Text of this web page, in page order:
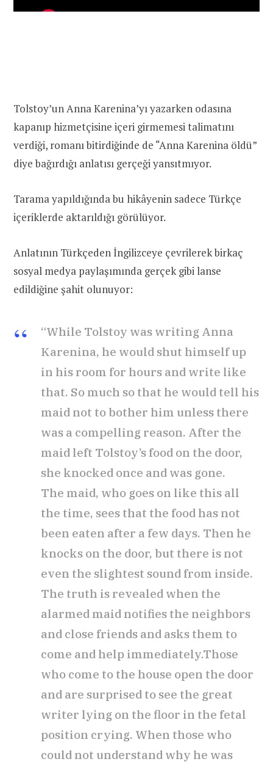
Tolstoy’un Anna Karenina’yı yazarken odasına
kapanıp hizmetçisine içeri girmemesi talimatını
verdiği, romanı bitirdiğinde de “Anna Karenina öldü”
diye bağırdığı anlatısı gerçeği yansıtmıyor.
Tarama yapıldığında bu hikâyenin sadece Türkçe
içeriklerde aktarıldığı görülüyor.
Anlatının Türkçeden İngilizceye çevrilerek birkaç
sosyal medya paylaşımında gerçek gibi lanse
edildiğine şahit olunuyor:
“While Tolstoy was writing Anna
Karenina, he would shut himself up
in his room for hours and write like
that. So much so that he would tell his
maid not to bother him unless there
was a compelling reason. After the
maid left Tolstoy’s food on the door,
she knocked once and was gone.
The maid, who goes on like this all
the time, sees that the food has not
been eaten after a few days. Then he
knocks on the door, but there is not
even the slightest sound from inside.
The truth is revealed when the
alarmed maid notifies the neighbors
and close friends and asks them to
come and help immediately.Those
who come to the house open the door
and are surprised to see the great
writer lying on the floor in the fetal
position crying. When those who
could not understand why he was